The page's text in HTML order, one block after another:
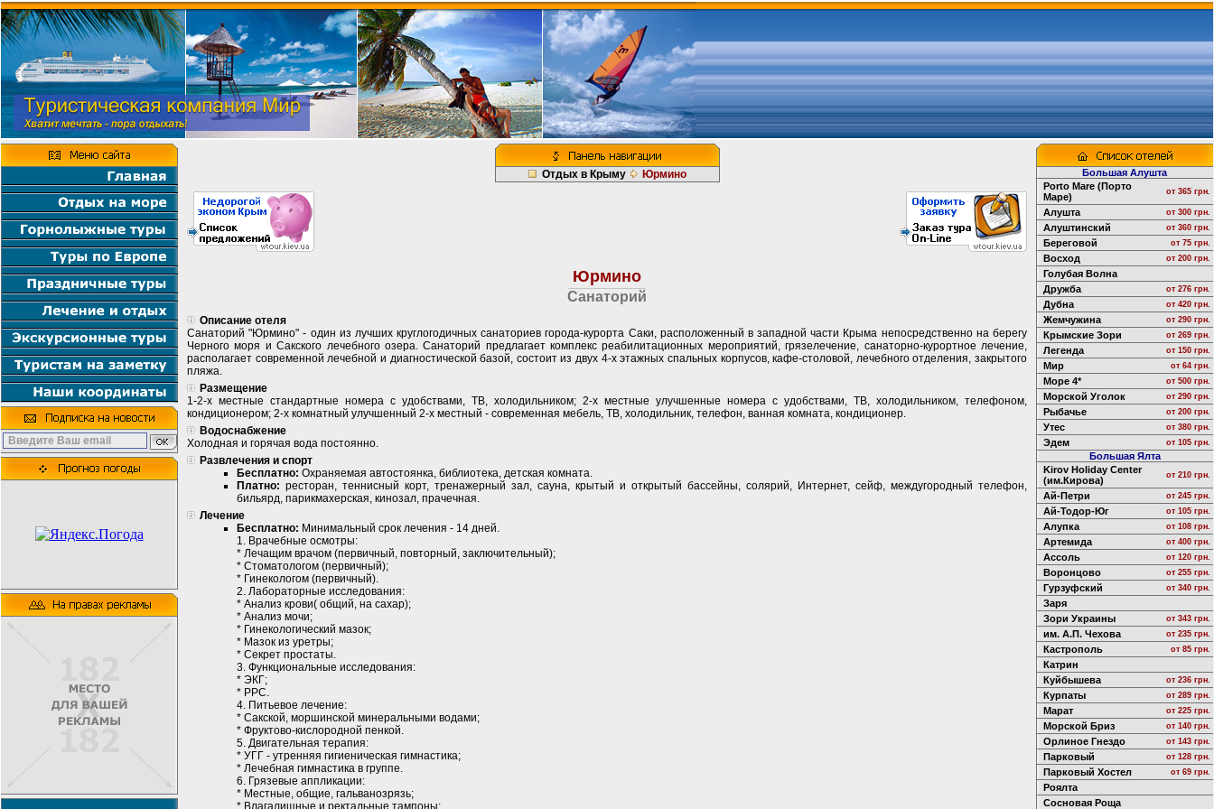
Отдых в Крыму Юрмино
Юрмино
Санаторий
Описание отеля
Санаторий "Юрмино" - один из лучших круглогодичных санаториев города-курорта Саки, расположенный в западной части Крыма непосредственно на берегу
Черного моря и Сакского лечебного озера. Санаторий предлагает комплекс реабилитационных мероприятий, грязелечение, санаторно-курортное лечение,
располагает современной лечебной и диагностической базой, состоит из двух 4-х этажных спальных корпусов, кафе-столовой, лечебного отделения, закрытого
пляжа.
Размещение
1-2-х местные стандартные номера с удобствами, ТВ, холодильником; 2-х местные улучшенные номера с удобствами, ТВ, холодильником, телефоном,
кондиционером; 2-х комнатный улучшенный 2-х местный - современная мебель, ТВ, холодильник, телефон, ванная комната, кондиционер.
Водоснабжение
Холодная и горячая вода постоянно.
Развлечения и спорт
Бесплатно: Охраняемая автостоянка, библиотека, детская комната.
Платно: ресторан, теннисный корт, тренажерный зал, сауна, крытый и открытый бассейны, солярий, Интернет, сейф, междугородный телефон,
бильярд, парикмахерская, кинозал, прачечная.
Лечение
Бесплатно: Минимальный срок лечения - 14 дней.
1. Врачебные осмотры:
* Лечащим врачом (первичный, повторный, заключительный);
* Стоматологом (первичный);
* Гинекологом (первичный).
2. Лабораторные исследования:
* Анализ крови( общий, на сахар);
* Анализ мочи;
* Гинекологический мазок;
* Мазок из уретры;
* Секрет простаты.
3. Функциональные исследования:
* ЭКГ;
* РРС.
4. Питьевое лечение:
* Сакской, моршинской минеральными водами;
* Фруктово-кислородной пенкой.
5. Двигательная терапия:
* УГГ - утренняя гигиеническая гимнастика;
* Лечебная гимнастика в группе.
6. Грязевые аппликации:
* Местные, общие, гальванозрязь;
* Влагалищные и ректальные тампоны;
Большая Алушта
Porto Mare (Порто
Маре)
от 365 грн.
Алушта от 300 грн.
Алуштинский от 360 грн.
Береговой от 75 грн.
Восход от 200 грн.
Голубая Волна
Дружба
от 276 грн.
Дубна от 420 грн.
Жемчужина от 290 грн.
Крымские Зори от 269 грн.
Легенда от 150 грн.
Мир от 64 грн.
Море 4* от 500 грн.
Морской Уголок от 290 грн.
Рыбачье от 200 грн.
Утес от 380 грн.
Эдем от 105 грн.
Большая Ялта
Kirov Holiday Center
(им.Кирова)
от 210 грн.
Ай-Петри от 245 грн.
Ай-Тодор-Юг от 105 грн.
Алупка от 108 грн.
Артемида от 400 грн.
Ассоль от 120 грн.
Воронцово от 255 грн.
Гурзуфский от 340 грн.
Заря
Зори Украины
от 343 грн.
им. А.П. Чехова от 235 грн.
Кастрополь от 85 грн.
Катрин
Куйбышева
от 236 грн.
Курпаты от 289 грн.
Марат от 225 грн.
Морской Бриз от 140 грн.
Орлиное Гнездо от 143 грн.
Парковый от 128 грн.
Парковый Хостел от 69 грн.
Роялта
Сосновая Роща